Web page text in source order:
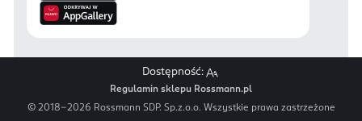
Dostępność:
Regulamin sklepu Rossmann.pl
© 2018-2026 Rossmann SDP. Sp.z.o.o. Wszystkie prawa zastrzeżone